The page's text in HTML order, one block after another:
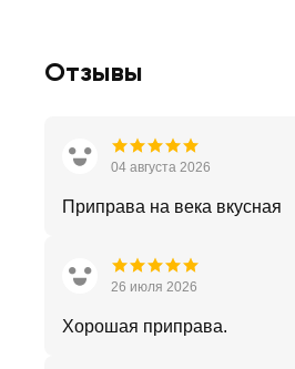
Отзывы
04 августа 2026
Приправа на века вкусная
26 июля 2026
Хорошая приправа.